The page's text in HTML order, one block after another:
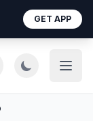
GET APP